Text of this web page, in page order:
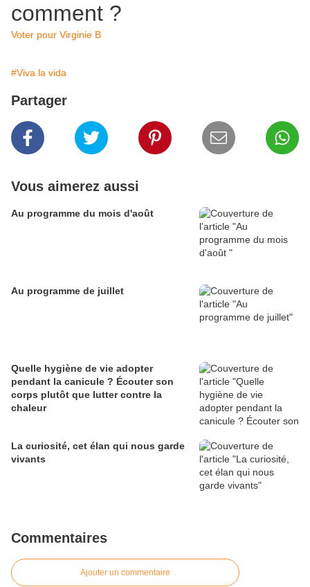
comment ?
Voter pour Virginie B
#Viva la vida
Partager
Vous aimerez aussi
Au programme du mois d'août
Au programme de juillet
Quelle hygiène de vie adopter
pendant la canicule ? Écouter son
corps plutôt que lutter contre la
chaleur
La curiosité, cet élan qui nous garde
vivants
Commentaires
Ajouter un commentaire